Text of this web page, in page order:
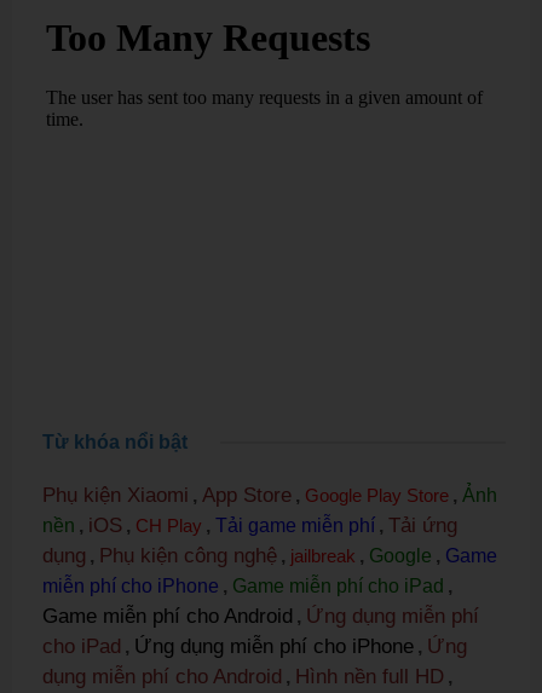
Từ khóa nổi bật
Phụ kiện Xiaomi , App Store , Google Play Store , Ảnh
nền , iOS , CH Play , Tải game miễn phí , Tải ứng
dụng , Phụ kiện công nghệ , jailbreak , Google , Game
miễn phí cho iPhone , Game miễn phí cho iPad ,
Game miễn phí cho Android , Ứng dụng miễn phí
cho iPad , Ứng dụng miễn phí cho iPhone , Ứng
dụng miễn phí cho Android , Hình nền full HD ,